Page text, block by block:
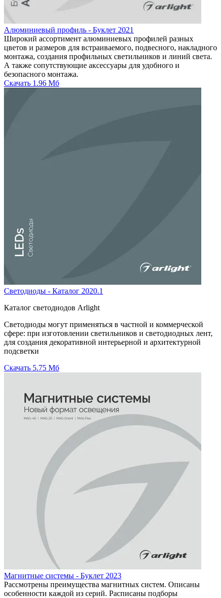
Алюминиевый профиль - Буклет 2021
Широкий ассортимент алюминиевых профилей разных
цветов и размеров для встраиваемого, подвесного, накладного
монтажа, создания профильных светильников и линий света.
А также сопутствующие аксессуары для удобного и
безопасного монтажа.
Скачать 1.96 Мб
Светодиоды - Каталог 2020.1
Каталог светодиодов Arlight
Светодиоды могут применяться в частной и коммерческой
сфере: при изготовлении светильников и светодиодных лент,
для создания декоративной интерьерной и архитектурной
подсветки
Скачать 5.75 Мб
Магнитные системы - Буклет 2023
Рассмотрены преимущества магнитных систем. Описаны
особенности каждой из серий. Расписаны подборы